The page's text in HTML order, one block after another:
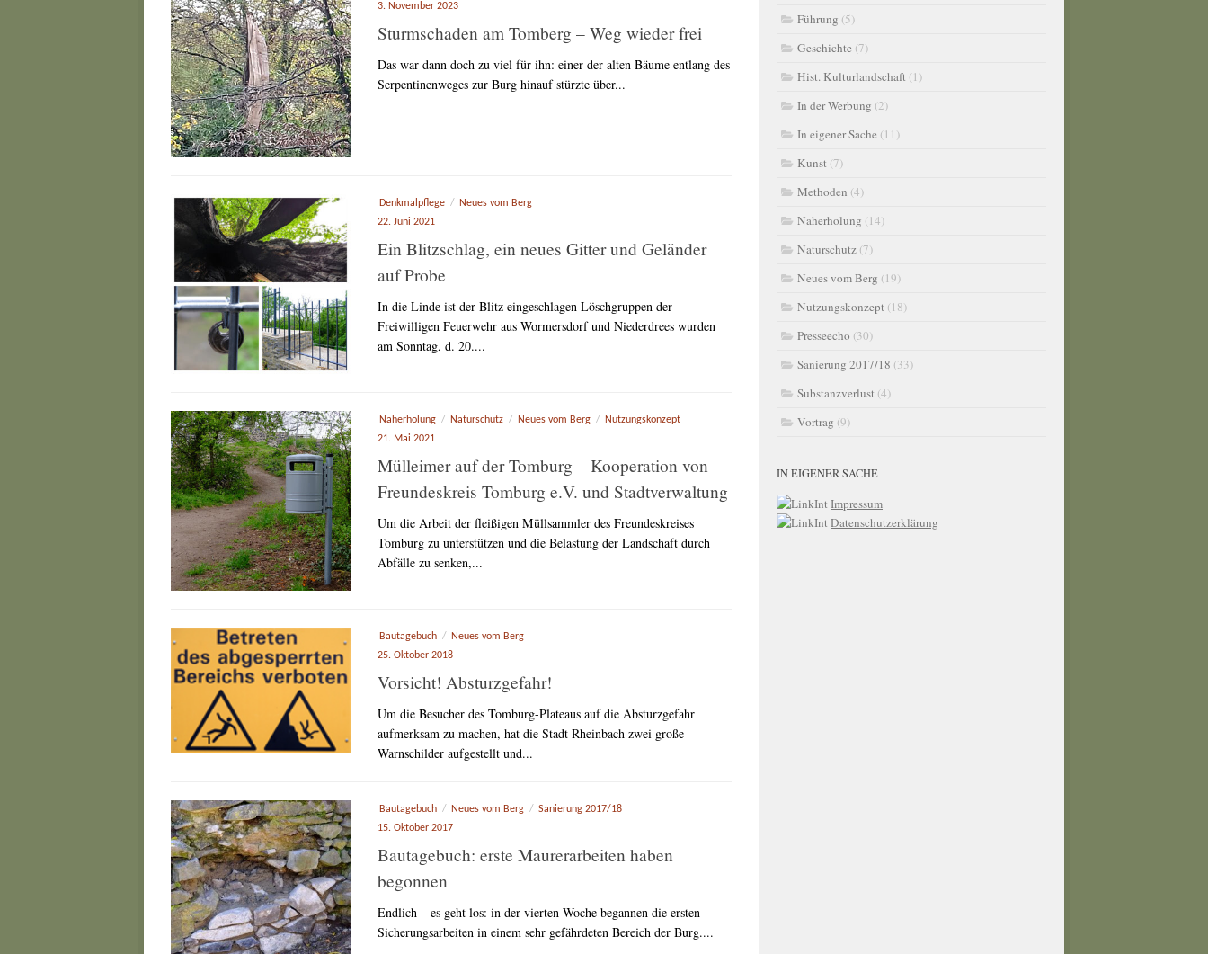
3. November 2023
Sturmschaden am Tomberg – Weg wieder frei
Das war dann doch zu viel für ihn: einer der alten Bäume entlang des
Serpentinenweges zur Burg hinauf stürzte über...
Denkmalpflege / Neues vom Berg
22. Juni 2021
Ein Blitzschlag, ein neues Gitter und Geländer
auf Probe
In die Linde ist der Blitz eingeschlagen Löschgruppen der
Freiwilligen Feuerwehr aus Wormersdorf und Niederdrees wurden
am Sonntag, d. 20....
Naherholung / Naturschutz / Neues vom Berg / Nutzungskonzept
21. Mai 2021
Mülleimer auf der Tomburg – Kooperation von
Freundeskreis Tomburg e.V. und Stadtverwaltung
Um die Arbeit der fleißigen Müllsammler des Freundeskreises
Tomburg zu unterstützen und die Belastung der Landschaft durch
Abfälle zu senken,...
Bautagebuch / Neues vom Berg
25. Oktober 2018
Vorsicht! Absturzgefahr!
Um die Besucher des Tomburg-Plateaus auf die Absturzgefahr
aufmerksam zu machen, hat die Stadt Rheinbach zwei große
Warnschilder aufgestellt und...
Bautagebuch / Neues vom Berg / Sanierung 2017/18
15. Oktober 2017
Bautagebuch: erste Maurerarbeiten haben
begonnen
Endlich – es geht los: in der vierten Woche begannen die ersten
Sicherungsarbeiten in einem sehr gefährdeten Bereich der Burg....
Führung (5)
Geschichte (7)
Hist. Kulturlandschaft (1)
In der Werbung (2)
In eigener Sache (11)
Kunst (7)
Methoden (4)
Naherholung (14)
Naturschutz (7)
Neues vom Berg (19)
Nutzungskonzept (18)
Presseecho (30)
Sanierung 2017/18 (33)
Substanzverlust (4)
Vortrag (9)
IN EIGENER SACHE
Impressum
Datenschutzerklärung